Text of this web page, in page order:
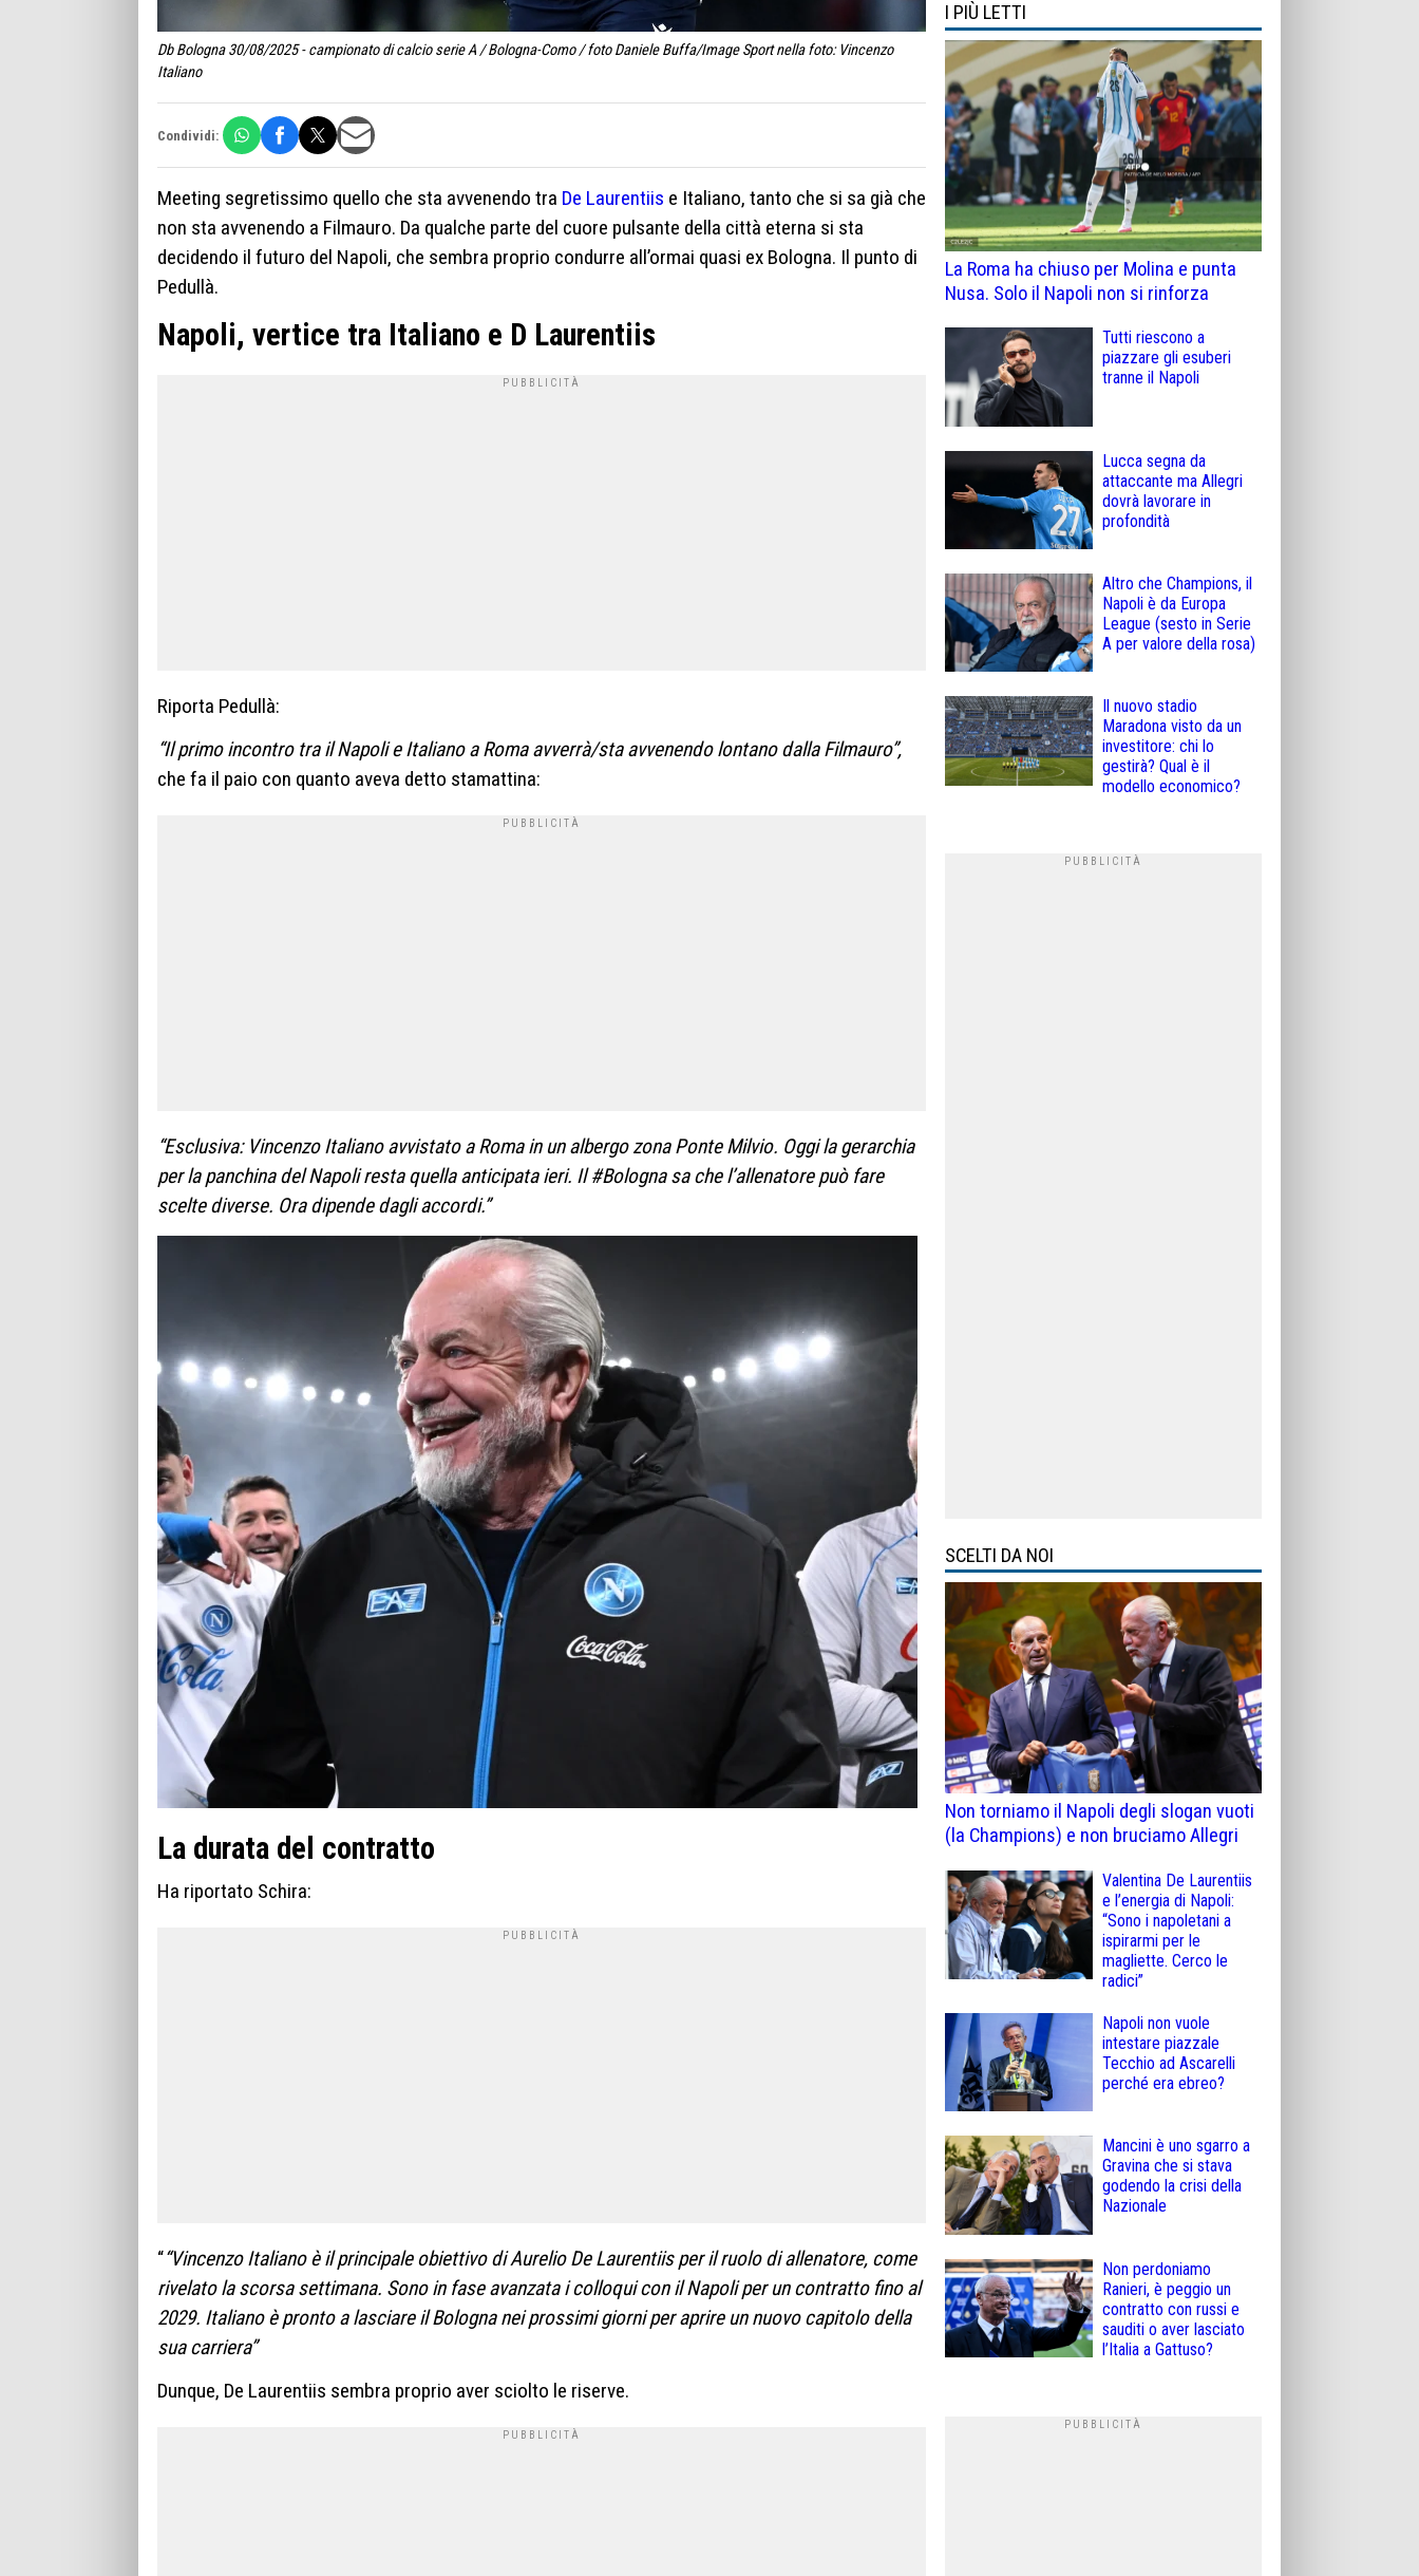
Db Bologna 30/08/2025 - campionato di calcio serie A / Bologna-Como / foto Daniele Buffa/Image Sport nella foto: Vincenzo
Italiano
Condividi:
Meeting segretissimo quello che sta avvenendo tra De Laurentiis e Italiano, tanto che si sa già che
non sta avvenendo a Filmauro. Da qualche parte del cuore pulsante della città eterna si sta
decidendo il futuro del Napoli, che sembra proprio condurre all’ormai quasi ex Bologna. Il punto di
Pedullà.
Napoli, vertice tra Italiano e D Laurentiis
Riporta Pedullà:
“Il primo incontro tra ilNapolieItalianoaRomaavverrà/sta avvenendo lontano dalla Filmauro”,
che fa il paio con quanto aveva detto stamattina:
“Esclusiva: Vincenzo Italiano avvistato a Roma in un albergo zona Ponte Milvio. Oggi la gerarchia
per la panchina del Napoli resta quella anticipata ieri. Il #Bologna sa che l’allenatore può fare
scelte diverse. Ora dipende dagli accordi.”
La durata del contratto
Ha riportato Schira:
““Vincenzo Italiano è il principale obiettivo di Aurelio De Laurentiis per il ruolo di allenatore, come
rivelato la scorsa settimana. Sono in fase avanzata i colloqui con il Napoli per un contratto fino al
2029. Italiano è pronto a lasciare il Bologna nei prossimi giorni per aprire un nuovo capitolo della
sua carriera”
Dunque, De Laurentiis sembra proprio aver sciolto le riserve.
I PIÙ LETTI
La Roma ha chiuso per Molina e punta
Nusa. Solo il Napoli non si rinforza
Tutti riescono a
piazzare gli esuberi
tranne il Napoli
Lucca segna da
attaccante ma Allegri
dovrà lavorare in
profondità
Altro che Champions, il
Napoli è da Europa
League (sesto in Serie
A per valore della rosa)
Il nuovo stadio
Maradona visto da un
investitore: chi lo
gestirà? Qual è il
modello economico?
SCELTI DA NOI
Non torniamo il Napoli degli slogan vuoti
(la Champions) e non bruciamo Allegri
Valentina De Laurentiis
e l’energia di Napoli:
“Sono i napoletani a
ispirarmi per le
magliette. Cerco le
radici”
Napoli non vuole
intestare piazzale
Tecchio ad Ascarelli
perché era ebreo?
Mancini è uno sgarro a
Gravina che si stava
godendo la crisi della
Nazionale
Non perdoniamo
Ranieri, è peggio un
contratto con russi e
sauditi o aver lasciato
l’Italia a Gattuso?